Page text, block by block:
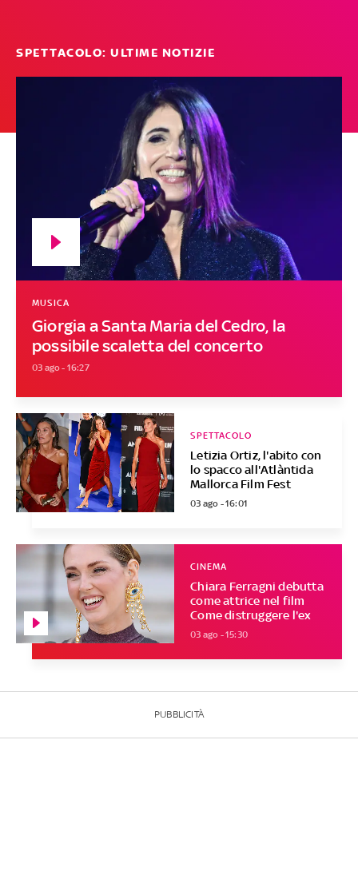
SPETTACOLO: ULTIME NOTIZIE
Giorgia a Santa Maria del Cedro, la
possibile scaletta del concerto
MUSICA
03 ago - 16:27
Letizia Ortiz, l'abito con
lo spacco all'Atlàntida
Mallorca Film Fest
SPETTACOLO
03 ago - 16:01
Chiara Ferragni debutta
come attrice nel film
Come distruggere l'ex
CINEMA
03 ago - 15:30
PUBBLICITÀ